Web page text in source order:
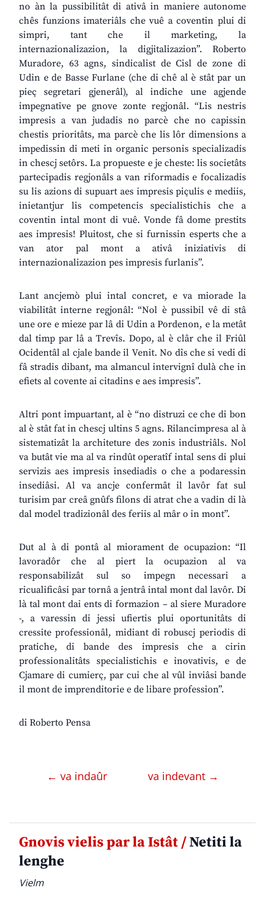
no àn la pussibilitât di ativâ in maniere autonome
chês funzions imateriâls che vuê a coventin plui di
simpri, tant che il marketing, la
internazionalizazion, la digjitalizazion”. Roberto
Muradore, 63 agns, sindicalist de Cisl de zone di
Udin e de Basse Furlane (che di chê al è stât par un
pieç segretari gjenerâl), al indiche une agjende
impegnative pe gnove zonte regjonâl. “Lis nestris
impresis a van judadis no parcè che no capissin
chestis prioritâts, ma parcè che lis lôr dimensions a
impedissin di meti in organic personis specializadis
in chescj setôrs. La propueste e je cheste: lis societâts
partecipadis regjonâls a van riformadis e focalizadis
su lis azions di supuart aes impresis piçulis e mediis,
inietantjur lis competencis specialistichis che a
coventin intal mont di vuê. Vonde fâ dome prestits
aes impresis! Pluitost, che si furnissin esperts che a
van ator pal mont a ativâ iniziativis di
internazionalizazion pes impresis furlanis”.
Lant ancjemò plui intal concret, e va miorade la
viabilitât interne regjonâl: “Nol è pussibil vê di stâ
une ore e mieze par lâ di Udin a Pordenon, e la metât
dal timp par lâ a Trevîs. Dopo, al è clâr che il Friûl
Ocidentâl al cjale bande il Venit. No dîs che si vedi di
fâ stradis dibant, ma almancul intervignî dulà che in
efiets al covente ai citadins e aes impresis”.
Altri pont impuartant, al è “no distruzi ce che di bon
al è stât fat in chescj ultins 5 agns. Rilancimpresa al à
sistematizât la architeture des zonis industriâls. Nol
va butât vie ma al va rindût operatîf intal sens di plui
servizis aes impresis insediadis o che a podaressin
insediâsi. Al va ancje confermât il lavôr fat sul
turisim par creâ gnûfs filons di atrat che a vadin di là
dal model tradizionâl des feriis al mâr o in mont”.
Dut al à di pontâ al miorament de ocupazion: “Il
lavoradôr che al piert la ocupazion al va
responsabilizât sul so impegn necessari a
ricualificâsi par tornâ a jentrâ intal mont dal lavôr. Di
là tal mont dai ents di formazion – al siere Muradore
-, a varessin di jessi ufiertis plui oportunitâts di
cressite professionâl, midiant di robuscj periodis di
pratiche, di bande des impresis che a cirin
professionalitâts specialistichis e inovativis, e de
Cjamare di cumierç, par cui che al vûl inviâsi bande
il mont de imprenditorie e de libare profession”.
di Roberto Pensa
← va indaûr va indevant →
Gnovis vielis par la Istât /Netiti la
lenghe
Vielm